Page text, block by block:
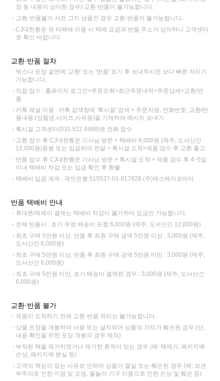
장 등 내용이 상이한 경우) 교환·반품이 불가능합니다.
교환·반품불가 사전 고지 상품인 경우 교환·반품이 불가능합니다.
CJ대한통운 외 타택배 이용 시 택배 요금과 반품 주소가 상이하니 고객센터
로 확인 바랍니다.
교환·반품 절차
박스나 포장 겉면에 '교환' 또는 '반품' 표기 후 보내주시면 보다 빠른 처리가
가능합니다.
직접 접수 : 홈페이지 로그인>주문조회>최근주문내역>주문상세>교환/반
품
카톡 채널 이용 : 카톡 검색창에 '록시걸' 검색 > 주문자명, 전화번호, 교환/반
품내용 (상품명,사이즈,사유등)을 기재하여 메시지 보내기
록시걸 고객센터(031.522.4488)로 전화 접수
교환 접수 후 CJ대한통운 기사님 방문 > 택배비 6,000원 (제주, 도서산간
12,000원)동봉 또는 입금하여 전달 > 록시걸 도착>제품 검수 후 교환 출고
반품 접수 후 CJ대한통운 기사님 방문 > 록시걸 도착 > 제품 검수 후 4~5일
이내 택배비 차감 또는 입금 확인 후 환불
택배비 입금 계좌 : 국민은행 515537-01-017828 (주)에스에이코리아
반품 택배비 안내
휴대폰/쓱페이 결제는 택배비 차감이 불가하여 입금만 가능합니다.
전체 반품시 : 초기 무료 배송비 포함 6,000원 (제주, 도서산간 12,000원)
최초 구매 5만원 이상, 반품 후 최종 구매 금액 5만원 이상 : 3,000원 (제주,
도서산간 6,000원)
최초 구매 5만원 이상, 반품 후 최종 구매 금액 5만원 미만 : 3,000원 (제주,
도서산간 6,000원)
최초 구매 5만원 미만, 초기 배송비 결제한 경우 : 3,000원 (제주, 도서산간
6,000원)
교환·반품 불가
제품이 도착하기 전에 교환·반품 처리는 불가능합니다.
상품 포장을 개봉하여 사용 또는 설치되어 상품의 가치가 훼손된 경우 (단,
내용 확인을 위한 포장 개봉의 경우 제외)
부착된 택을 제거하였거나 제거한 흔적이 있는 경우 (예: 택제거, 패키지백
손상, 패키지백 분실 등)
고객의 책임이 있는 사유로 인하여 상품이 멸실 또는 훼손된 경우 (예: 보관
부주의로 인한 이염 및 오염, 물놀이 기구 이용으로 인한 손상 및 훼손 등)